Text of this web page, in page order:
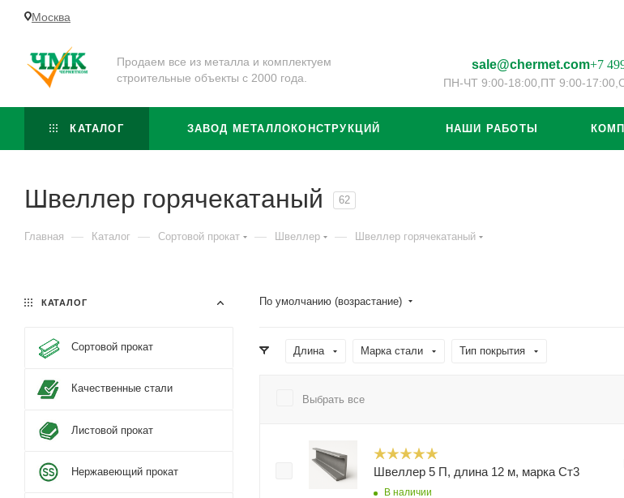
Москва
Продаем все из металла и комплектуем
строительные объекты с 2000 года.
sale@chermet.com+7
ПН-ЧТ 9:00-18:00, ПТ 9:00-17:00,
КАТАЛОГ ЗАВОД МЕТАЛЛОКОНСТРУКЦИЙ НАШИ РАБОТЫ
Швеллер горячекатаный 62
Главная — Каталог — Сортовой прокат — Швеллер — Швеллер горячекатаный
По умолчанию (возрастание)
Длина Марка стали Тип покрытия
Выбрать все
Швеллер 5 П, длина 12 м, марка Ст3
В наличии
КАТАЛОГ
Сортовой прокат
Качественные стали
Листовой прокат
Нержавеющий прокат